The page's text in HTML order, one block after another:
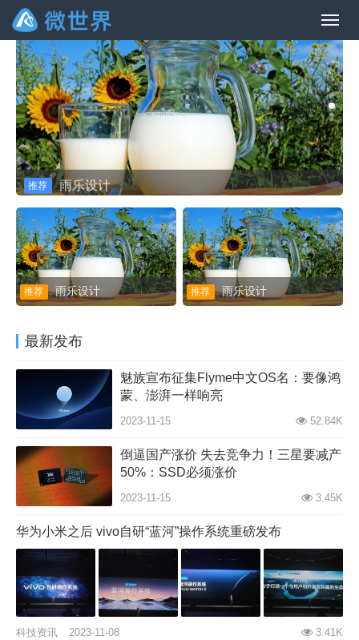
推荐 雨乐设计
雨乐设计
推荐 雨乐设计
推荐 雨乐设计 推荐 雨乐设计
最新发布
魅族宣布征集Flyme中文OS名：要像鸿
蒙、澎湃一样响亮
2023-11-15 52.84K
倒逼国产涨价 失去竞争力！三星要减产
50%：SSD必须涨价
2023-11-15 3.45K
华为小米之后 vivo自研“蓝河”操作系统重磅发布
科技资讯 2023-11-08 3.41K